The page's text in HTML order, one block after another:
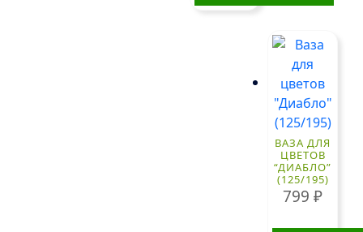
ВАЗА ДЛЯ
ЦВЕТОВ
“ДИАБЛО”
(125/195)
799₽